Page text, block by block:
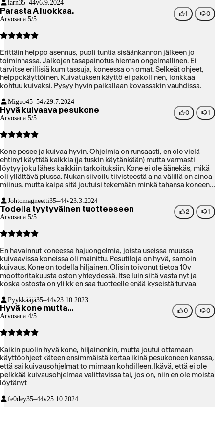
iarn35–44v6.9.2024
Parasta A luokkaa.
Arvosana 5/5
1 0
Erittäin helppo asennus, puoli tuntia sisäänkannon jälkeen jo
toiminnassa. Jalkojen tasapainotus hieman ongelmallinen. Ei
tarvitse erillisiä kumitassuja, koneessa on omat. Selkeät ohjeet,
helppokäyttöinen. Kuivatuksen käyttö ei pakollinen, lonkkaa
kohtuu kuivaksi. Pysyy hyvin paikallaan kovassakin vauhdissa.
Miguo45–54v29.7.2024
Hyvä kuivaava pesukone
Arvosana 5/5
0 1
Kone pesee ja kuivaa hyvin. Ohjelmia on runsaasti, en ole vielä
ehtinyt käyttää kaikkia (ja tuskin käytänkään) mutta varmasti
löytyy joku lähes kaikkiin tarkoituksiin. Kone ei ole äänekäs, mikä
oli yllättävä plussa. Nukan siivoilu tiivisteestä aina välillä on ainoa
miinus, mutta kaipa sitä joutuisi tekemään minkä tahansa koneen
Johtomagneetti35–44v23.3.2024
Todella tyytyväinen tuotteeseen
Arvosana 5/5
2 1
En havainnut koneessa hajuongelmia, joista useissa muussa
kuivaavissa koneissa oli mainittu. Pesutiloja on hyvä, samoin
kuivaus. Kone on todella hiljainen. Olisin toivonut tietoa 10v
moottoritakuusta oston yhteydessä. Itse luin siitä vasta nyt ja
koska ostosta on yli kk en saa tuotteelle enää kyseistä turvaa.
Pyykkääjä35–44v23.10.2023
Hyvä kone mutta...
Arvosana 4/5
0 0
Kaikin puolin hyvä kone, hiljainenkin, mutta joutui ottamaan
käyttöohjeet käteen ensimmäistä kertaa ikinä pesukoneen kanssa,
että sai kuivausohjelmat toimimaan kohdilleen. Ikävä, että ei ole
pelkkää kuivausohjelmaa valittavissa tai, jos on, niin en ole moista
löytänyt
fe0dey35–44v25.10.2024